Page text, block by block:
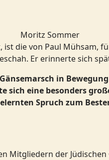
Moritz Sommer
die von Paul Mühsam,
Er erinnerte sich
in
eine besonders
Spruch zum
Mitgliedern der